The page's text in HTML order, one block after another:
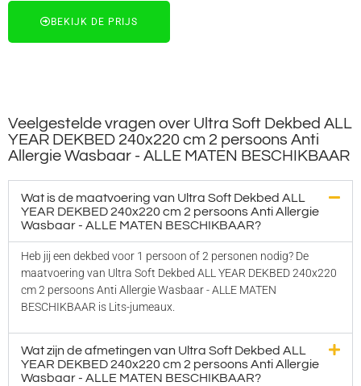
BEKIJK DE PRIJS
Veelgestelde vragen over Ultra Soft Dekbed ALL
YEAR DEKBED 240x220 cm 2 persoons Anti
Allergie Wasbaar - ALLE MATEN BESCHIKBAAR
Wat is de maatvoering van Ultra Soft Dekbed ALL
YEAR DEKBED 240x220 cm 2 persoons Anti Allergie
Wasbaar - ALLE MATEN BESCHIKBAAR?
Heb jij een dekbed voor 1 persoon of 2 personen nodig? De
maatvoering van Ultra Soft Dekbed ALL YEAR DEKBED 240x220
cm 2 persoons Anti Allergie Wasbaar - ALLE MATEN
BESCHIKBAAR is Lits-jumeaux.
Wat zijn de afmetingen van Ultra Soft Dekbed ALL
YEAR DEKBED 240x220 cm 2 persoons Anti Allergie
Wasbaar - ALLE MATEN BESCHIKBAAR?